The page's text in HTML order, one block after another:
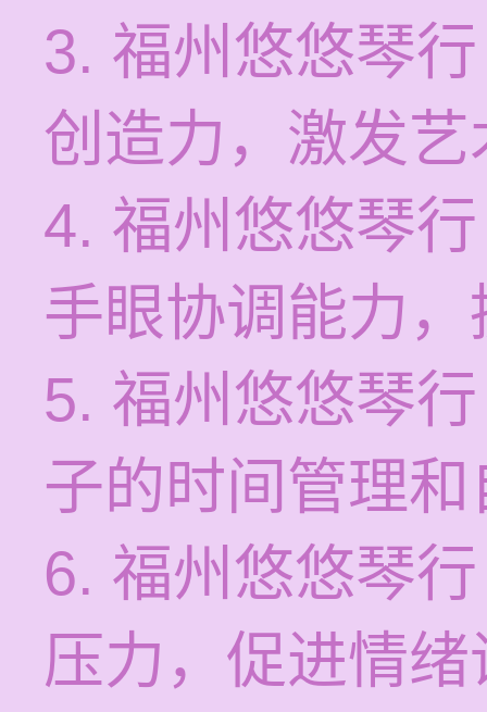
3. 福州悠悠琴
创造力，激发
4. 福州悠悠琴
手眼协调能力
5. 福州悠悠琴
子的时间管理
6. 福州悠悠琴
压力，促进情